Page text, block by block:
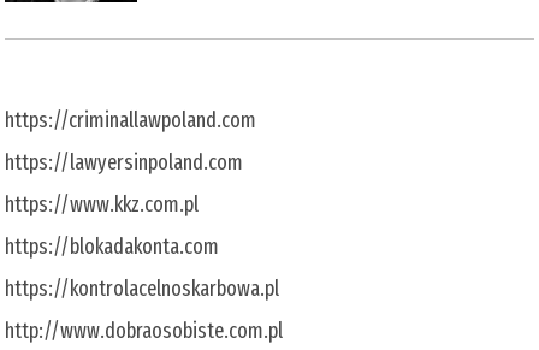
https://criminallawpoland.com
https://lawyersinpoland.com
https://www.kkz.com.pl
https://blokadakonta.com
https://kontrolacelnoskarbowa.pl
http://www.dobraosobiste.com.pl